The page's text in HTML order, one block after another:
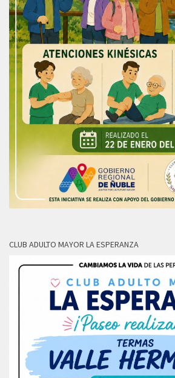
CLUB ADULTO MAYOR LA ESPERANZA